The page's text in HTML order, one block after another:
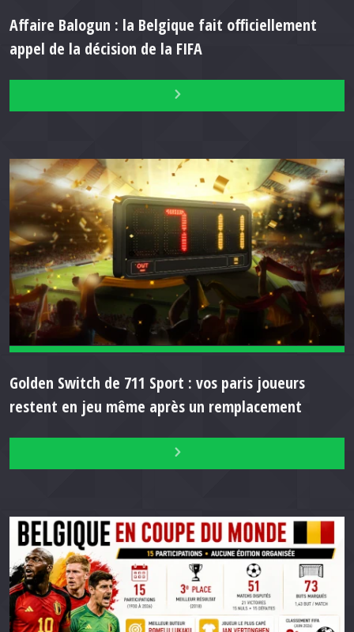
Affaire Balogun : la Belgique fait officiellement
appel de la décision de la FIFA
Golden Switch de 711 Sport : vos paris joueurs
restent en jeu même après un remplacement